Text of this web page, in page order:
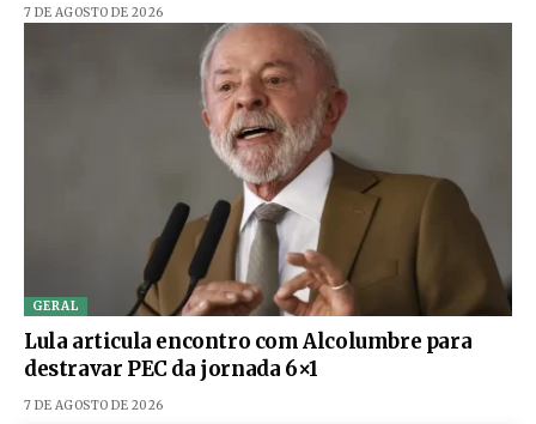
7 DE AGOSTO DE 2026
GERAL
Lula articula encontro com Alcolumbre para
destravar PEC da jornada 6×1
7 DE AGOSTO DE 2026